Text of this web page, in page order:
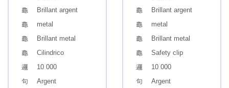
Brillant argent
metal
Brillant metal
Cilindrico
10 000
Argent
Brillant argent
metal
Brillant metal
Safety clip
10 000
Argent